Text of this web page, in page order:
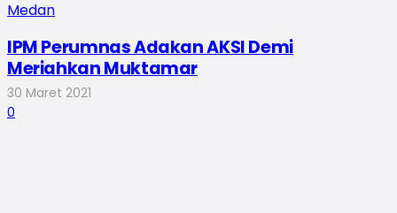
IPM Perumnas Adakan AKSI Demi
Meriahkan Muktamar
30 Maret 2021
0